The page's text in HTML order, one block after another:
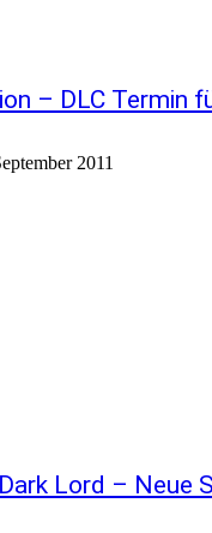
– DLC Termin
2011
Lord – Neue